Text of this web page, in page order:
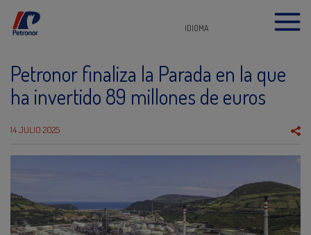
IDIOMA
Petronor finaliza la Parada en la que
ha invertido 89 millones de euros
14 JULIO 2025